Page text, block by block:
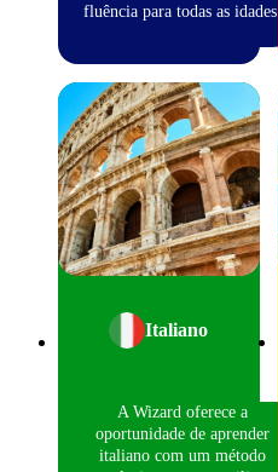
fluência para todas as idades.
Italiano
A Wizard oferece a
oportunidade de aprender
italiano com um método